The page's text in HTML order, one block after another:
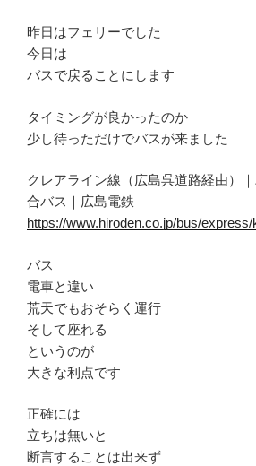
昨日はフェリーでした
今日は
バスで戻ることにします
タイミングが良かったのか
少し待っただけでバスが来ました
クレアライン線（広島呉道路経由）
合バス｜広島電鉄
https://www.hiroden.co.jp/bus/
バス
電車と違い
荒天でもおそらく運行
そして座れる
というのが
大きな利点です
正確には
立ちは無いと
断言することは出来ず